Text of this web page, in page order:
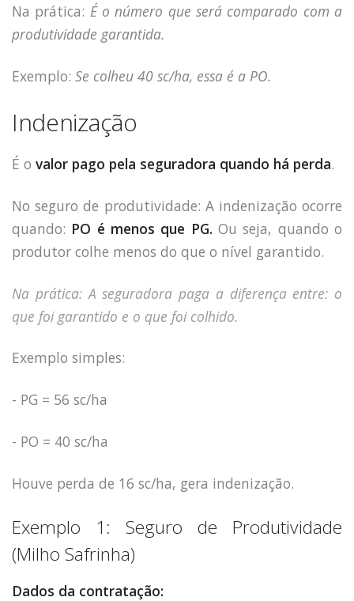
Na prática: É o número que será comparado com a
produtividade garantida.
Exemplo: Se colheu 40 sc/ha, essa é a PO.
Indenização
É o valor pago pela seguradora quando há perda.
No seguro de produtividade: A indenização ocorre
quando: PO é menos que PG.Ou seja, quando o
produtor colhe menos do que o nível garantido.
Na prática: A seguradora paga a diferença entre: o
que foi garantido e o que foi colhido.
Exemplo simples:
- PG = 56 sc/ha
- PO = 40 sc/ha
Houve perda de 16 sc/ha, gera indenização.
Exemplo 1: Seguro de Produtividade
(Milho Safrinha)
Dados da contratação: